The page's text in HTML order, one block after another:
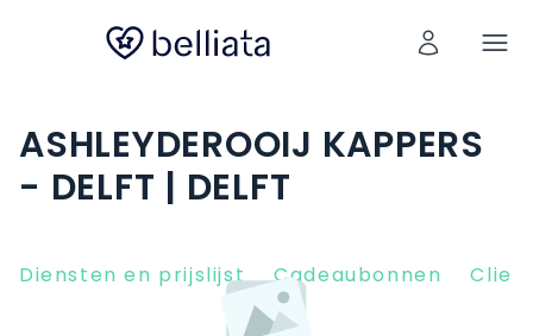
ASHLEYDEROOIJ KAPPERS
- DELFT | DELFT
Diensten en prijslijst Cadeaubonnen